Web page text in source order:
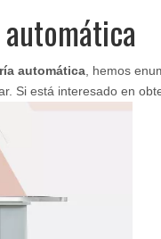
automática , hemos
Si está interesado en